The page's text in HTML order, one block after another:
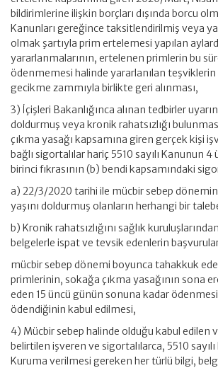
bildirimlerine ilişkin borçları dışında borcu
Kanunları gereğince taksitlendirilmiş veya
olmak şartıyla prim ertelemesi yapılan
yararlanmalarının, ertelenen primlerin bu
ödenmemesi halinde yararlanılan teşviklerin
gecikme zammıyla birlikte geri alınması,
3) İçişleri Bakanlığınca alınan tedbirler
doldurmuş veya kronik rahatsızlığı
çıkma yasağı kapsamına giren gerçek kişi
bağlı sigortalılar hariç 5510 sayılı Kanunun
birinci fıkrasının (b) bendi kapsamındaki
a) 22/3/2020 tarihi ile mücbir sebep
yaşını doldurmuş olanların herhangi bir
b) Kronik rahatsızlığını sağlık
belgelerle ispat ve tevsik edenlerin
mücbir sebep dönemi boyunca tahakkuk
primlerinin, sokağa çıkma yasağının sona
eden 15 üncü günün sonuna kadar
ödendiğinin kabul edilmesi,
4) Mücbir sebep halinde olduğu kabul edilen
belirtilen işveren ve sigortalılarca, 5510
Kuruma verilmesi gereken her türlü bilgi,